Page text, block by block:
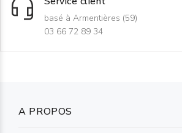
basé à Armentières (59)
03 66 72 89 34
A PROPOS